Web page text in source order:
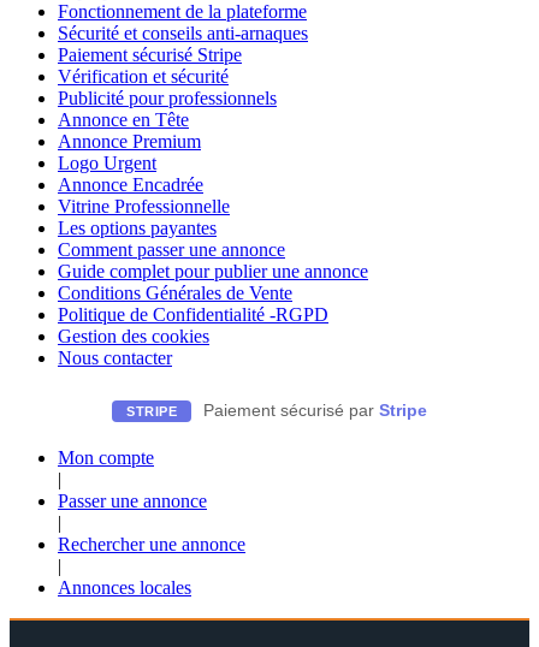
Fonctionnement de la plateforme
Sécurité et conseils anti-arnaques
Paiement sécurisé Stripe
Vérification et sécurité
Publicité pour professionnels
Annonce en Tête
Annonce Premium
Logo Urgent
Annonce Encadrée
Vitrine Professionnelle
Les options payantes
Comment passer une annonce
Guide complet pour publier une annonce
Conditions Générales de Vente
Politique de Confidentialité -RGPD
Gestion des cookies
Nous contacter
STRIPE Paiement sécurisé par Stripe
Mon compte
|
Passer une annonce
|
Rechercher une annonce
|
Annonces locales